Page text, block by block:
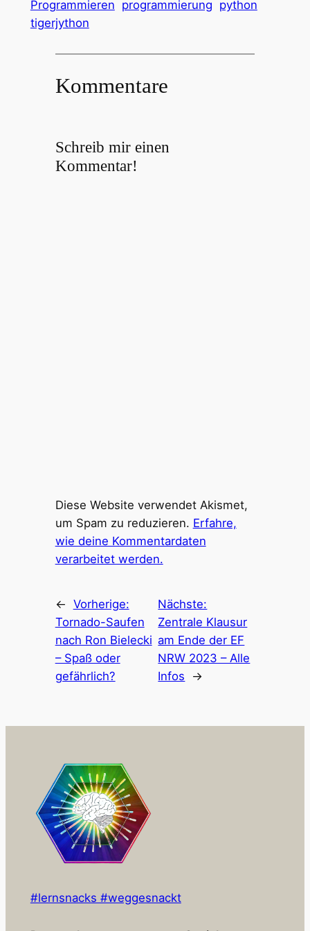
Programmieren programmierung python
tigerjython
Kommentare
Schreib mir einen
Kommentar!
Diese Website verwendet Akismet,
um Spam zu reduzieren. Erfahre,
wie deine Kommentardaten
verarbeitet werden.
← Vorherige:
Tornado-Saufen
nach Ron Bielecki
– Spaß oder
gefährlich?
Nächste:
Zentrale Klausur
am Ende der EF
NRW 2023 – Alle
Infos
→
#lernsnacks #weggesnackt